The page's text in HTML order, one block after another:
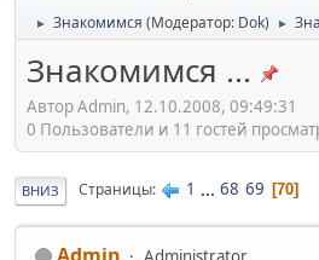
► Знакомимся (Модератор: Dok) ►
Знакомимся ...
Автор Admin, 12.10.2008, 09:49:31
0 Пользователи и 11 гостей
ВНИЗ Страницы 1 ... 68 69 70
Admin